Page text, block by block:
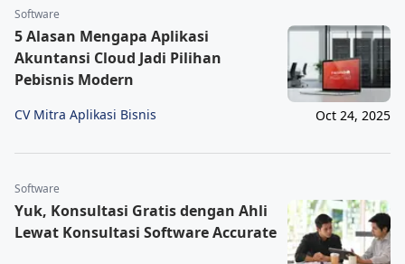
Software
5 Alasan Mengapa Aplikasi
Akuntansi Cloud Jadi Pilihan
Pebisnis Modern
CV Mitra Aplikasi Bisnis Oct 24, 2025
Software
Yuk, Konsultasi Gratis dengan Ahli
Lewat Konsultasi Software Accurate